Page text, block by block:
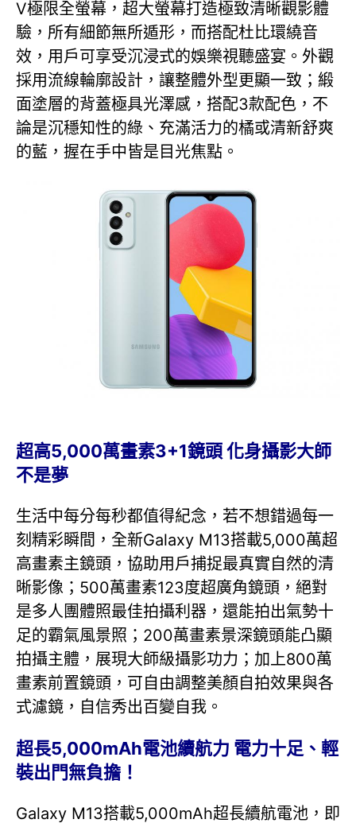
V極限全螢幕，超大螢幕打造極致清晰觀影體
驗，所有細節無所遁形，而搭配杜比環繞音
效，用戶可享受沉浸式的娛樂視聽盛宴。外觀
採用流線輪廓設計，讓整體外型更顯一致；緞
面塗層的背蓋極具光澤感，搭配3款配色，不
論是沉穩知性的綠、充滿活力的橘或清新舒爽
的藍，握在手中皆是目光焦點。
超高5,000萬畫素3+1鏡頭 化身攝影大師
不是夢
生活中每分每秒都值得紀念，若不想錯過每一
刻精彩瞬間，全新Galaxy M13搭載5,000萬超
高畫素主鏡頭，協助用戶捕捉最真實自然的清
晰影像；500萬畫素123度超廣角鏡頭，絕對
是多人團體照最佳拍攝利器，還能拍出氣勢十
足的霸氣風景照；200萬畫素景深鏡頭能凸顯
拍攝主體，展現大師級攝影功力；加上800萬
畫素前置鏡頭，可自由調整美顏自拍效果與各
式濾鏡，自信秀出百變自我。
超長5,000mAh電池續航力 電力十足、輕
裝出門無負擔！
Galaxy M13搭載5,000mAh超長續航電池，即